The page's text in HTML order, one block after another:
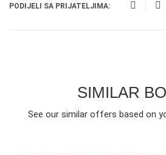
PODIJELI SA PRIJATELJIMA:
SIMILAR
See our similar offers based on